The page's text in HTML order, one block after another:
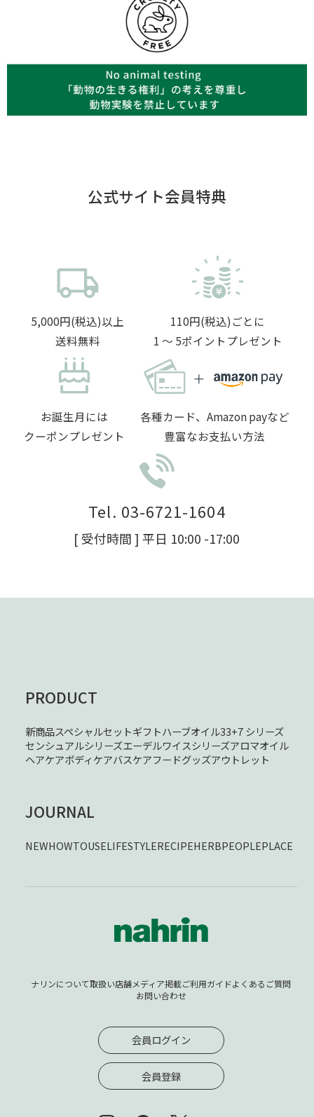
公式サイト会員特典
5,000円(税込)以上
送料無料
110円(税込)ごとに
1 〜 5ポイントプレゼント
お誕生月には
クーポンプレゼント
各種カード、Amazon payなど
豊富なお支払い方法
Tel. 03-6721-1604
[ 受付時間 ] 平日 10:00 -17:00
PRODUCT
新商品スペシャルセットギフトハーブオイル33+7 シリーズ
センシュアルシリーズエーデルワイスシリーズアロマオイル
ヘアケアボディケアバスケアフードグッズアウトレット
JOURNAL
NEWHOWTOUSELIFESTYLERECIPEHERBPEOPLEPLACE
ナリンについて取扱い店舗メディア掲載ご利用ガイドよくあるご質問
お問い合わせ
会員ログイン
会員登録